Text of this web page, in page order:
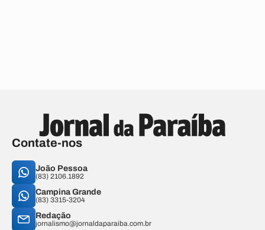
Contate-nos
João Pessoa
(83) 2106.1892
Campina Grande
(83) 3315-3204
Redação
jornalismo@jornaldaparaiba.com.br